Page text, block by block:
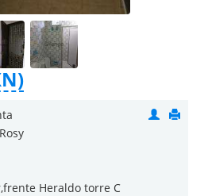
Rosy
Heraldo torre C